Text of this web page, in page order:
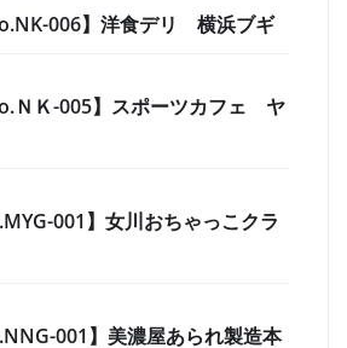
006】洋食デリ 横浜ブギ
ＮＫ-005】スポーツカフェ ヤ
001】女川おちゃっこクラ
001】美濃屋あられ製造本